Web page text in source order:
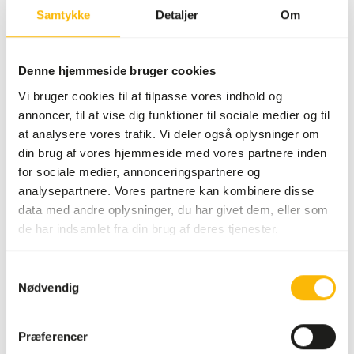
Samtykke Detaljer Om
Denne hjemmeside bruger cookies
Vi bruger cookies til at tilpasse vores indhold og
annoncer, til at vise dig funktioner til sociale medier og til
at analysere vores trafik. Vi deler også oplysninger om
din brug af vores hjemmeside med vores partnere inden
for sociale medier, annonceringspartnere og
analysepartnere. Vores partnere kan kombinere disse
data med andre oplysninger, du har givet dem, eller som
de har indsamlet fra din brug af deres tjenester.
Nødvendig
Præferencer
Om dette produkt
DK Insect Gut Loader er en tarmbelastende diæt designet
til insekter, der lever af føde, såsom fårekyllinger,
kakerlakker og melorme. • Fodres til insekter for at øge
kilder til omega-3 fedtsyrer. • Højt calciumindhold
balancerer forholdet mellem calcium og fosfor i
mineraler. • Indeholder flere kilder til farveforstærkende
24-72 timer optil du fodrer dem til dine dyr. Pulveret kan
gives tørt eller tilsat vand for at danne en struktur som en
produkt kan også drysses over foderinsekterne før
fodring for yderligere tilskud.